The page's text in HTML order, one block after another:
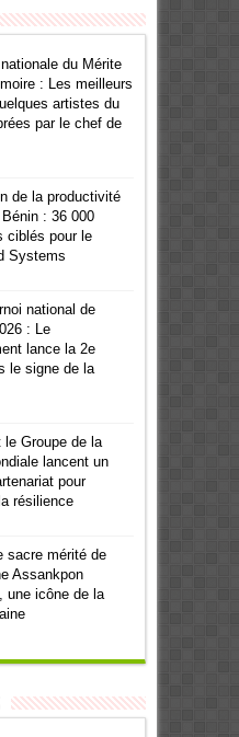
du Mérite
: Les meilleurs
artistes du
par le chef de
de la productivité
: 36 000
ciblés pour le
Systems
national de
: Le
lance la 2e
le signe de la
le Groupe de la
lancent un
pour
résilience
sacre mérité de
Assankpon
une icône de la